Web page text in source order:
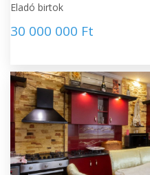
Eladó birtok
30 000 000 Ft